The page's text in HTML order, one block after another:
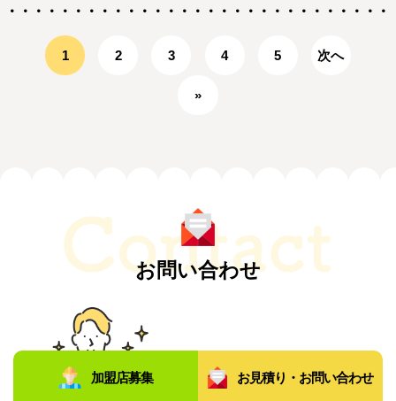
1 2 3 4 5 次へ
»
お問い合わせ
加盟店募集 お見積り・お問い合わせ